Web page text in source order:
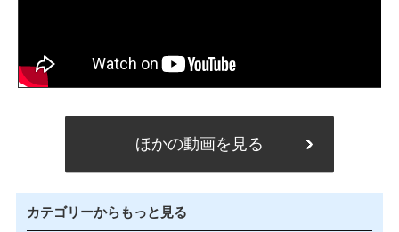
ほかの動画を見る
カテゴリーからもっと見る